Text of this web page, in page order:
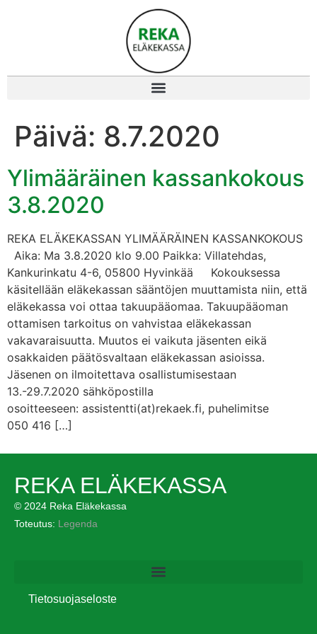
Päivä: 8.7.2020
Ylimääräinen kassankokous
3.8.2020
REKA ELÄKEKASSAN YLIMÄÄRÄINEN KASSANKOKOUS
Aika: Ma 3.8.2020 klo 9.00 Paikka: Villatehdas,
Kankurinkatu 4-6, 05800 Hyvinkää Kokouksessa
käsitellään eläkekassan sääntöjen muuttamista niin, että
eläkekassa voi ottaa takuupääomaa. Takuupääoman
ottamisen tarkoitus on vahvistaa eläkekassan
vakavaraisuutta. Muutos ei vaikuta jäsenten eikä
osakkaiden päätösvaltaan eläkekassan asioissa.
Jäsenen on ilmoitettava osallistumisestaan
13.-29.7.2020 sähköpostilla
osoitteeseen: assistentti(at)rekaek.fi, puhelimitse
050 416 […]
REKA ELÄKEKASSA
© 2024 Reka Eläkekassa
Toteutus: Legenda
Tietosuojaseloste